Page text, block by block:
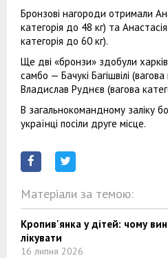
Бронзові нагороди отримали
категорія до 48 кг) та
категорія до 60 кг).
Ще дві «бронзи» здобули
самбо — Бачукі Багішвілі
Владислав Руднєв (вагова
В загальнокомандному заліку
українці посіли друге місце.
Матеріали за темою:
Кропив'янка у дітей: чому
лікувати
16 липня 2026